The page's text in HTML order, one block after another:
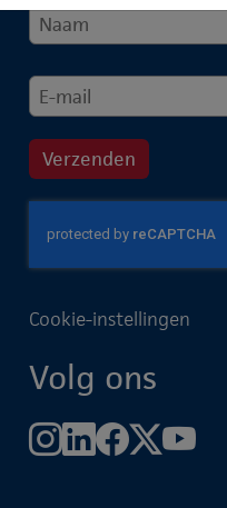
Cookie-instellingen
Volg ons